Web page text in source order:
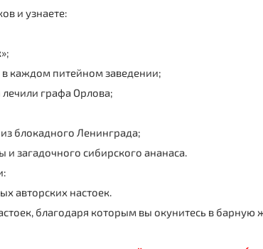
и узнаете:
каждом питейном заведении;
графа Орлова;
блокадного Ленинграда;
загадочного сибирского ананаса.
авторских настоек.
благодаря которым вы окунитесь в барную